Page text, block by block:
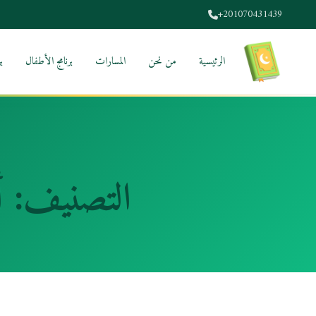
+201070431439
الرئيسية من نحن المسارات برنامج الأطفال
التصنيف: